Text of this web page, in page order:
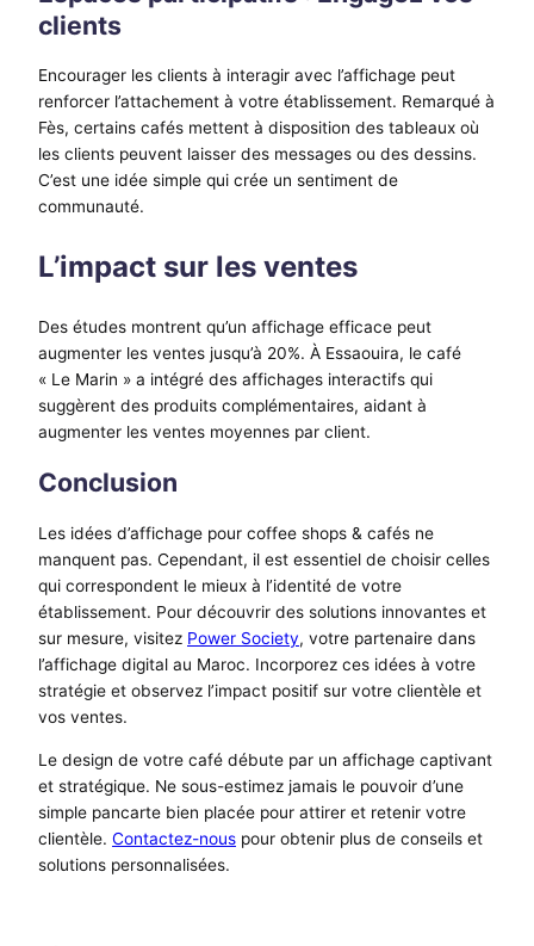
clients
Encourager les clients à interagir avec l’affichage peut
renforcer l’attachement à votre établissement. Remarqué à
Fès, certains cafés mettent à disposition des tableaux où
les clients peuvent laisser des messages ou des dessins.
C’est une idée simple qui crée un sentiment de
communauté.
L’impact sur les ventes
Des études montrent qu’un affichage efficace peut
augmenter les ventes jusqu’à 20%. À Essaouira, le café
« Le Marin » a intégré des affichages interactifs qui
suggèrent des produits complémentaires, aidant à
augmenter les ventes moyennes par client.
Conclusion
Les idées d’affichage pour coffee shops & cafés ne
manquent pas. Cependant, il est essentiel de choisir celles
qui correspondent le mieux à l’identité de votre
établissement. Pour découvrir des solutions innovantes et
sur mesure, visitez Power Society, votre partenaire dans
l’affichage digital au Maroc. Incorporez ces idées à votre
stratégie et observez l’impact positif sur votre clientèle et
vos ventes.
Le design de votre café débute par un affichage captivant
et stratégique. Ne sous-estimez jamais le pouvoir d’une
simple pancarte bien placée pour attirer et retenir votre
clientèle. Contactez-nous pour obtenir plus de conseils et
solutions personnalisées.